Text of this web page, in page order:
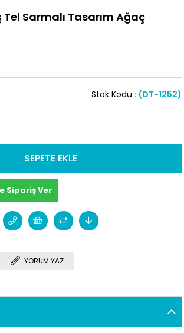
Sarmalı Tasarım Ağaç
(DT-1252)
Stok Kodu
Sipariş Ver
YORUM YAZ